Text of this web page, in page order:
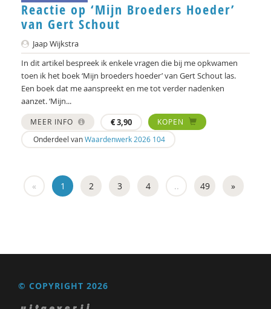
Henk Manschot
Arnt Mein
Frans Melissen
Dr. Michiel de Ronde
Linda van Mierlo-Beurskens
Brecht Molenaar
Edgar Morin
Heidi Muijen
Reactie op ‘Mijn Broeders Hoeder’
van Gert Schout
Jaap Wijkstra
In dit artikel bespreek ik enkele vragen die bij me opkwamen
toen ik het boek ‘Mijn broeders hoeder’ van Gert Schout las.
Een boek dat me aanspreekt en me tot verder nadenken
aanzet. ‘Mijn...
MEER INFO €3,90
KOPEN
Onderdeel vanWaardenwerk 2026 104
« 1 2 3 4 .. 49 »
© COPYRIGHT 2026